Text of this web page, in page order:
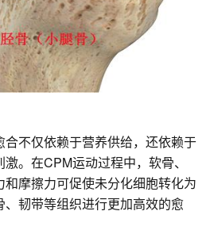
不仅依赖于营养供给，还依赖于
。在CPM运动过程中，软骨、
摩擦力可促使未分化细胞转化为
韧带等组织进行更加高效的愈